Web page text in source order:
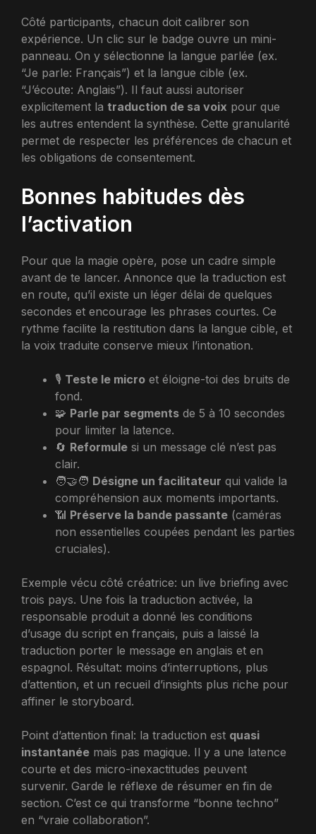
Côté participants, chacun doit calibrer son
expérience. Un clic sur le badge ouvre un mini-
panneau. On y sélectionne la langue parlée (ex.
“Je parle: Français”) et la langue cible (ex.
“J’écoute: Anglais”). Il faut aussi autoriser
explicitement la traduction de sa voix pour que
les autres entendent la synthèse. Cette granularité
permet de respecter les préférences de chacun et
les obligations de consentement.
Bonnes habitudes dès
l’activation
Pour que la magie opère, pose un cadre simple
avant de te lancer. Annonce que la traduction est
en route, qu’il existe un léger délai de quelques
secondes et encourage les phrases courtes. Ce
rythme facilite la restitution dans la langue cible, et
la voix traduite conserve mieux l’intonation.
🎙️ Teste le micro et éloigne-toi des bruits de
fond.
🧩 Parle par segments de 5 à 10 secondes
pour limiter la latence.
🔄 Reformule si un message clé n’est pas
clair.
🧑‍🤝‍🧑 Désigne un facilitateur qui valide la
compréhension aux moments importants.
📶 Préserve la bande passante (caméras
non essentielles coupées pendant les parties
cruciales).
Exemple vécu côté créatrice: un live briefing avec
trois pays. Une fois la traduction activée, la
responsable produit a donné les conditions
d’usage du script en français, puis a laissé la
traduction porter le message en anglais et en
espagnol. Résultat: moins d’interruptions, plus
d’attention, et un recueil d’insights plus riche pour
affiner le storyboard.
Point d’attention final: la traduction est quasi
instantanée mais pas magique. Il y a une latence
courte et des micro-inexactitudes peuvent
survenir. Garde le réflexe de résumer en fin de
section. C’est ce qui transforme “bonne techno”
en “vraie collaboration”.